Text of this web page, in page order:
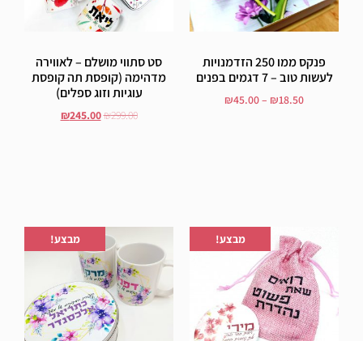
פנקס ממו 250 הזדמנויות
לעשות טוב – 7 דגמים בפנים
₪18.50
–
₪45.00
סט סתווי מושלם – לאווירה
מדהימה (קופסת תה קופסת
עוגיות וזוג ספלים)
₪299.00
₪245.00
מבצע! מבצע!